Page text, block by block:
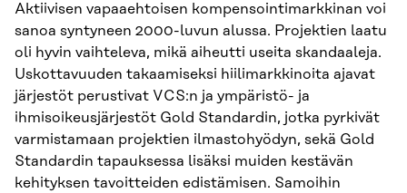
Aktiivisen vapaaehtoisen kompensointimarkkinan voi
sanoa syntyneen 2000-luvun alussa. Projektien laatu
oli hyvin vaihteleva, mikä aiheutti useita skandaaleja.
Uskottavuuden takaamiseksi hiilimarkkinoita ajavat
järjestöt perustivat VCS:n ja ympäristö- ja
ihmisoikeusjärjestöt Gold Standardin, jotka pyrkivät
varmistamaan projektien ilmastohyödyn, sekä Gold
Standardin tapauksessa lisäksi muiden kestävän
kehityksen tavoitteiden edistämisen. Samoihin